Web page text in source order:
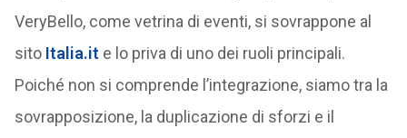
VeryBello, come vetrina di eventi, si sovrappone al
sito Italia.it e lo priva di uno dei ruoli principali.
Poiché non si comprende l’integrazione, siamo tra la
sovrapposizione, la duplicazione di sforzi e il